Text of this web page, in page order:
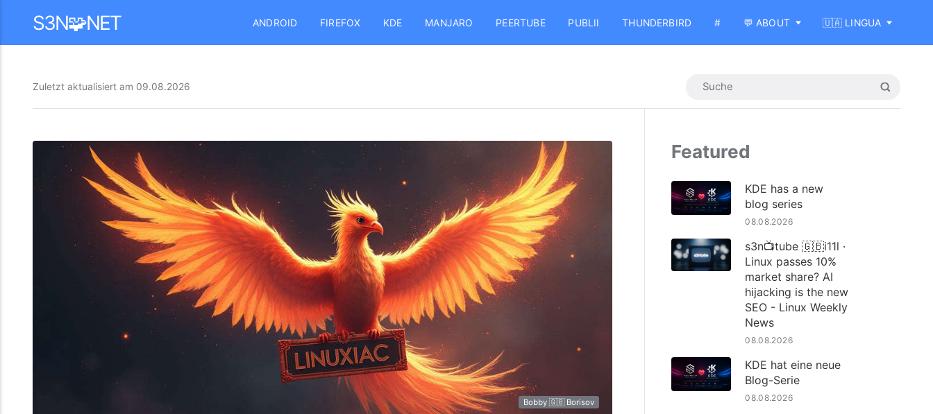
S3N🧩NET ANDROID FIREFOX KDE MANJARO PEERTUBE PUBLII THUNDERBIRD # 💬 ABOUT 🇺🇦 LINGUA
Zuletzt aktualisiert am 09.08.2026
Bobby 🇬🇧 Borisov
Featured
KDE has a new
blog series
08.08.2026
s3n📺tube 🇬🇧i11l ·
Linux passes 10%
market share? AI
hijacking is the new
SEO - Linux Weekly
News
08.08.2026
KDE hat eine neue
Blog-Serie
08.08.2026